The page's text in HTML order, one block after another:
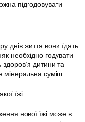
підгодовувати
днів життя вони їдять
необхідно годувати
здоров’я дитини та
мінеральна суміш.
їжі.
нової їжі може в